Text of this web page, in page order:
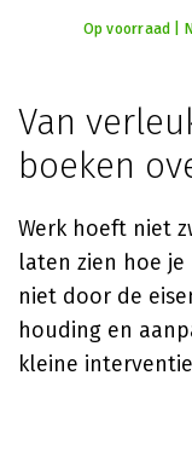
Op voorraad |
Van
boeken
Werk hoeft niet
laten zien hoe
niet door de
houding en
kleine